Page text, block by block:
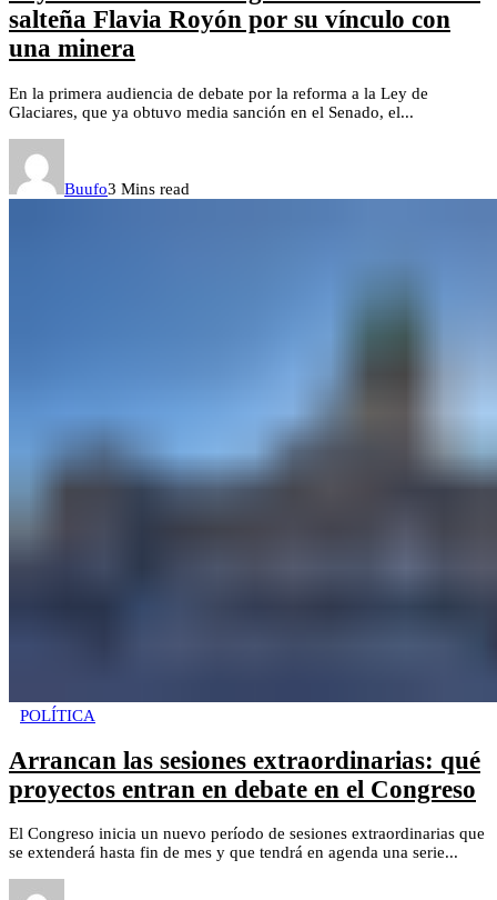
salteña Flavia Royón por su vínculo con
una minera
En la primera audiencia de debate por la reforma a la Ley de
Glaciares, que ya obtuvo media sanción en el Senado, el...
Buufo3 Mins read
POLÍTICA
Arrancan las sesiones extraordinarias: qué
proyectos entran en debate en el Congreso
El Congreso inicia un nuevo período de sesiones extraordinarias que
se extenderá hasta fin de mes y que tendrá en agenda una serie...